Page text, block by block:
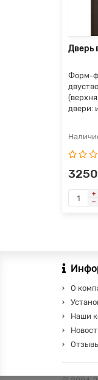
Дверь
Форм-
двери:
О
Наши